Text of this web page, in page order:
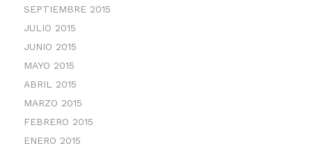
SEPTIEMBRE 2015
JULIO 2015
JUNIO 2015
MAYO 2015
ABRIL 2015
MARZO 2015
FEBRERO 2015
ENERO 2015